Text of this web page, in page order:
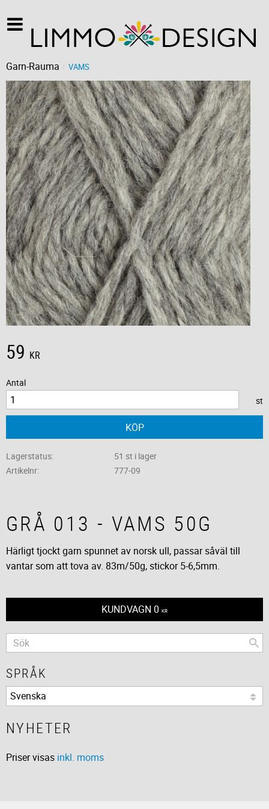
Garn-Rauma VAMS
59 KR
Antal
st
KÖP
Lagerstatus
51 st i lager
Artikelnr
777-09
GRÅ 013 - VAMS 50G
Härligt tjockt garn spunnet av norsk ull, passar såväl till
vantar som att tova av. 83m/50g, stickor 5-6,5mm.
KUNDVAGN 0 KR
SPRÅK
NYHETER
Priser visas inkl. moms